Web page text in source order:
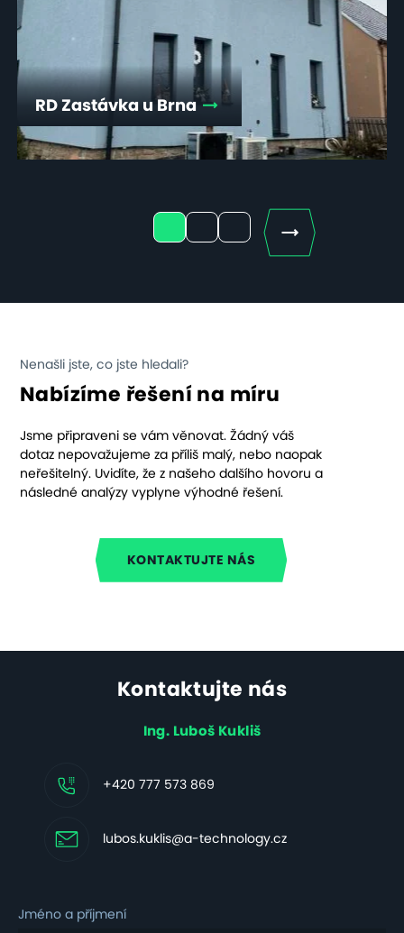
RD Zastávka u Brna
Next
Nenašli jste, co jste hledali?
Nabízíme řešení na míru
Jsme připraveni se vám věnovat. Žádný váš
dotaz nepovažujeme za příliš malý, nebo naopak
neřešitelný. Uvidíte, že z našeho dalšího hovoru a
následné analýzy vyplyne výhodné řešení.
KONTAKTUJTE NÁS
Kontaktujte nás
Ing. Luboš Kukliš
+420 777 573 869
lubos.kuklis@a-technology.cz
Jméno a příjmení